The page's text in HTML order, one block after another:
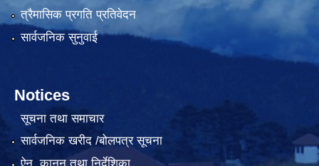
त्रैमासिक प्रगति प्रतिवेदन
सार्वजनिक सुनुवाई
Notices
सूचना तथा समाचार
सार्वजनिक खरीद /बोलपत्र सूचना